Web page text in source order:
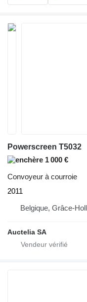
Powerscreen T5032
1 000 €
Convoyeur à courroie
2011
Belgique, Grâce-
Auctelia SA